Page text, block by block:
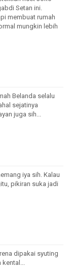
Setan ini.
membuat rumah
mungkin lebih
Belanda selalu
sejatinya
juga sih...
iya sih. Kalau
pikiran suka jadi
dipakai syuting
kental...